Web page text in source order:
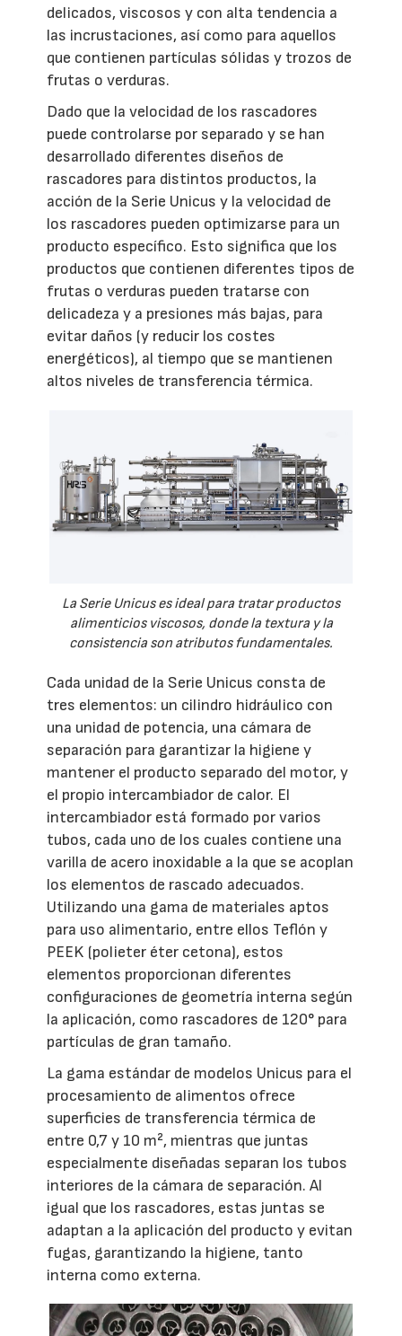
delicados, viscosos y con alta tendencia a
las incrustaciones, así como para aquellos
que contienen partículas sólidas y trozos de
frutas o verduras.
Dado que la velocidad de los rascadores
puede controlarse por separado y se han
desarrollado diferentes diseños de
rascadores para distintos productos, la
acción de la Serie Unicus y la velocidad de
los rascadores pueden optimizarse para un
producto específico. Esto significa que los
productos que contienen diferentes tipos de
frutas o verduras pueden tratarse con
delicadeza y a presiones más bajas, para
evitar daños (y reducir los costes
energéticos), al tiempo que se mantienen
altos niveles de transferencia térmica.
La Serie Unicus es ideal para tratar productos
alimenticios viscosos, donde la textura y la
consistencia son atributos fundamentales.
Cada unidad de la Serie Unicus consta de
tres elementos: un cilindro hidráulico con
una unidad de potencia, una cámara de
separación para garantizar la higiene y
mantener el producto separado del motor, y
el propio intercambiador de calor. El
intercambiador está formado por varios
tubos, cada uno de los cuales contiene una
varilla de acero inoxidable a la que se acoplan
los elementos de rascado adecuados.
Utilizando una gama de materiales aptos
para uso alimentario, entre ellos Teflón y
PEEK (polieter éter cetona), estos
elementos proporcionan diferentes
configuraciones de geometría interna según
la aplicación, como rascadores de 120° para
partículas de gran tamaño.
La gama estándar de modelos Unicus para el
procesamiento de alimentos ofrece
superficies de transferencia térmica de
entre 0,7 y 10 m², mientras que juntas
especialmente diseñadas separan los tubos
interiores de la cámara de separación. Al
igual que los rascadores, estas juntas se
adaptan a la aplicación del producto y evitan
fugas, garantizando la higiene, tanto
interna como externa.